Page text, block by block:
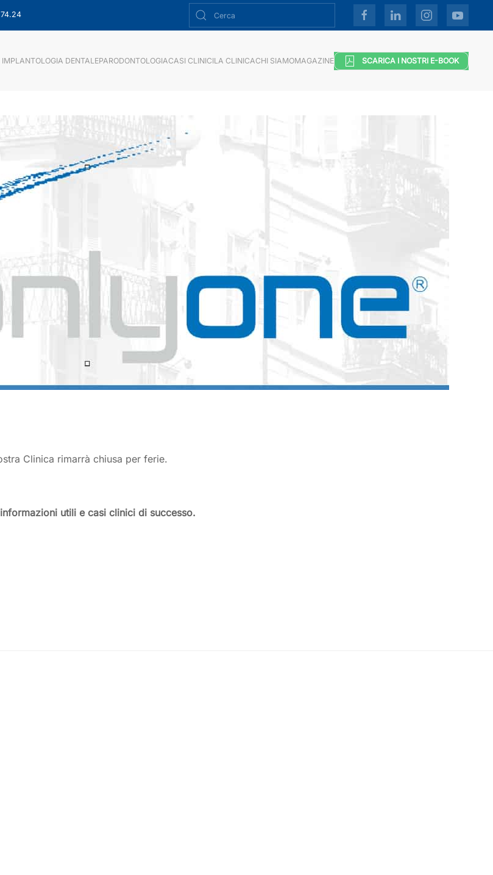
IMPLANTOLOGIA DENTALEPARODONTOLOGIACASI CLINICILA CLINICACHI SIAMOMAGAZINE SCARICA I NOSTRI E-BOOK
Clinica rimarrà chiusa per ferie.
utili e casi clinici di successo.